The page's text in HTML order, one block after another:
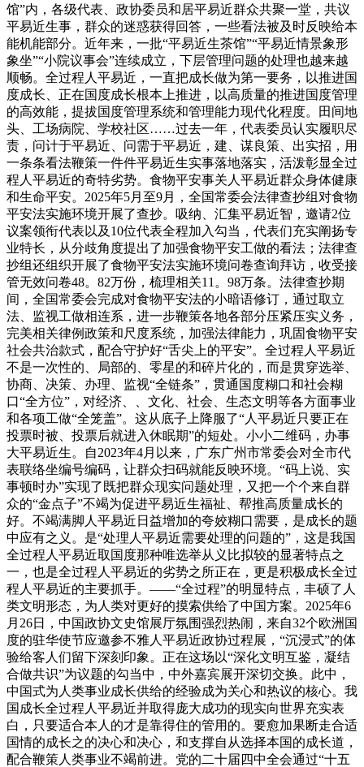
馆”内，各级代表、政协委员和居平易近群众共聚一堂，共议
平易近生事，群众的迷惑获得回答，一些看法被及时反映给本
能机能部分。近年来，一批“平易近生茶馆”“平易近情景象形
象坐”“小院议事会”连续成立，下层管理问题的处理也越来越
顺畅。全过程人平易近，一直把成长做为第一要务，以推进国
度成长、正在国度成长根本上推进，以高质量的推进国度管理
的高效能，提拔国度管理系统和管理能力现代化程度。田间地
头、工场病院、学校社区……过去一年，代表委员认实履职尽
责，问计于平易近、问需于平易近，建、谋良策、出实招，用
一条条看法鞭策一件件平易近生实事落地落实，活泼彰显全过
程人平易近的奇特劣势。食物平安事关人平易近群众身体健康
和生命平安。2025年5月至9月，全国常委会法律查抄组对食物
平安法实施环境开展了查抄。吸纳、汇集平易近智，邀请2位
议案领衔代表以及10位代表全程加入勾当，代表们充实阐扬专
业特长，从分歧角度提出了加强食物平安工做的看法；法律查
抄组还组织开展了食物平安法实施环境问卷查询拜访，收受接
管无效问卷48。82万份，梳理相关11。98万条。法律查抄期
间，全国常委会完成对食物平安法的小暗语修订，通过取立
法、监视工做相连系，进一步鞭策各地各部分压紧压实义务，
完美相关律例政策和尺度系统，加强法律能力，巩固食物平安
社会共治款式，配合守护好“舌尖上的平安”。全过程人平易近
不是一次性的、局部的、零星的和碎片化的，而是贯穿选举、
协商、决策、办理、监视“全链条”，贯通国度糊口和社会糊
口“全方位”，对经济、、文化、社会、生态文明等各方面事业
和各项工做“全笼盖”。这从底子上降服了“人平易近只要正在
投票时被、投票后就进入休眠期”的短处。小小二维码，办事
大平易近生。自2023年4月以来，广东广州市常委会对全市代
表联络坐编号编码，让群众扫码就能反映环境。“码上说、实
事顿时办”实现了既把群众现实问题处理，又把一个个来自群
众的“金点子”不竭为促进平易近生福祉、帮推高质量成长的
好。不竭满脚人平易近日益增加的夸姣糊口需要，是成长的题
中应有之义。是“处理人平易近需要处理的问题的”，这是我国
全过程人平易近取国度那种唯选举从义比拟较的显著特点之
一，也是全过程人平易近的劣势之所正在，更是积极成长全过
程人平易近的主要抓手。——“全过程”的明显特点，丰硕了人
类文明形态，为人类对更好的摸索供给了中国方案。2025年6
月26日，中国政协文史馆展厅氛围强烈热闹，来自32个欧洲国
度的驻华使节应邀参不雅人平易近政协过程展，“沉浸式”的体
验给客人们留下深刻印象。正在这场以“深化文明互鉴，凝结
合做共识”为议题的勾当中，中外嘉宾展开深切交换。此中，
中国式为人类事业成长供给的经验成为关心和热议的核心。我
国成长全过程人平易近并取得庞大成功的现实向世界充实表
白，只要适合本人的才是靠得住的管用的。要愈加果断走合适
国情的成长之的决心和决心，和支撑自从选择本国的成长道，
配合鞭策人类事业不竭前进。党的二十届四中全会通过“十五